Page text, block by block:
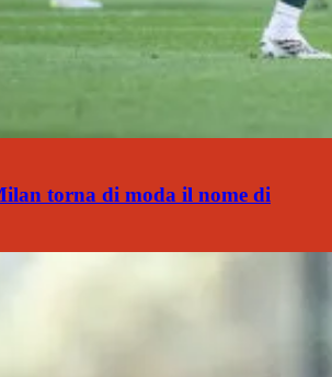
torna di moda il nome di